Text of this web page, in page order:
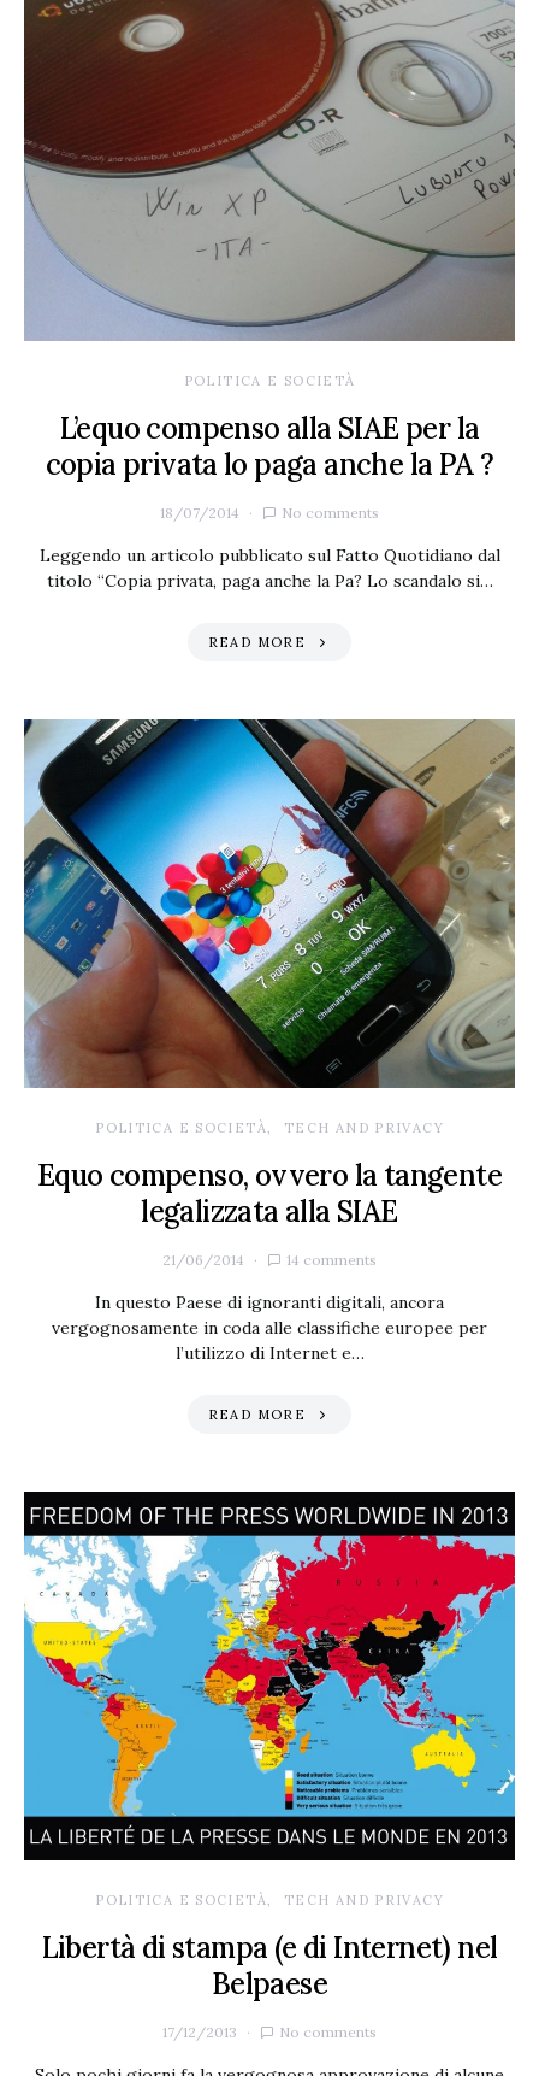
POLITICA E SOCIETÀ
L’equo compenso alla SIAE per la
copia privata lo paga anche la PA ?
18/07/2014 No comments
Leggendo un articolo pubblicato sul Fatto Quotidiano dal
titolo “Copia privata, paga anche la Pa? Lo scandalo si…
READ MORE
POLITICA E SOCIETÀ TECH AND PRIVACY
Equo compenso, ovvero la tangente
legalizzata alla SIAE
21/06/2014 14 comments
In questo Paese di ignoranti digitali, ancora
vergognosamente in coda alle classifiche europee per
l’utilizzo di Internet e…
READ MORE
POLITICA E SOCIETÀ TECH AND PRIVACY
Libertà di stampa (e di Internet) nel
Belpaese
17/12/2013 No comments